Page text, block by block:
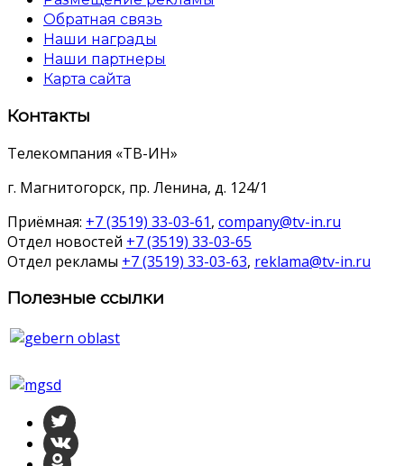
Обратная связь
Наши награды
Наши партнеры
Карта сайта
Контакты
Телекомпания «ТВ-ИН»
г. Магнитогорск, пр. Ленина, д. 124/1
Приёмная: +7 (3519) 33-03-61, company@tv-in.ru
Отдел новостей +7 (3519) 33-03-65
Отдел рекламы +7 (3519) 33-03-63, reklama@tv-in.ru
Полезные ссылки